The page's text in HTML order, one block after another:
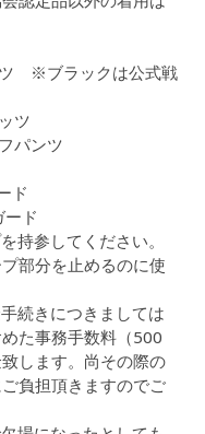
※ブラックは公式戦
ツ
パンツ
ド
ド
持参してください。
部分を止めるのに使
続きにつきましては
た事務手数料（500
します。尚その際の
負担頂きますのでご